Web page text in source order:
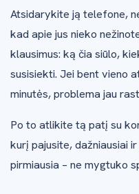
Atsidarykite ją telefone,
kad apie jus nieko
klausimus: ką čia siūlo,
susisiekti. Jei bent vieno
minutės, problema jau
Po to atlikite tą patį su
kurį pajusite, dažniausiai
pirmiausia – ne mygtuko